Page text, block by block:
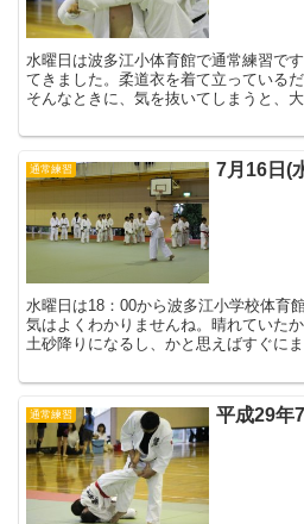
水曜日は波多江小体育館で通常練習です。元気よく
てきました。柔道衣を着て立っている
そんなときに、気を抜いてしまうと、
通常練習 7月16日(
水曜日は18：00から波多江小学校体育館で通
気はよくわかりませんね。晴れていた
土砂降りになるし、かと思えばすぐにまた晴れた
通常練習 平成29年